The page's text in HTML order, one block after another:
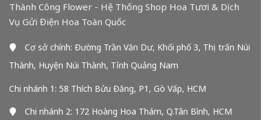
Thành Công Flower - Hệ Thống Shop Hoa Tươi & Dịch
Vụ Gửi Điện Hoa Toàn Quốc
Cơ sở chính: Đường Trần Văn Dư, Khối phố 3, Thị trấn Núi
Thành, Huyện Núi Thành, Tỉnh Quảng Nam
Chi nhánh 1: 58 Thích Bửu Đăng, P1, Gò Vấp, HCM
Chi nhánh 2: 172 Hoàng Hoa Thám, Q.Tân Bình, HCM